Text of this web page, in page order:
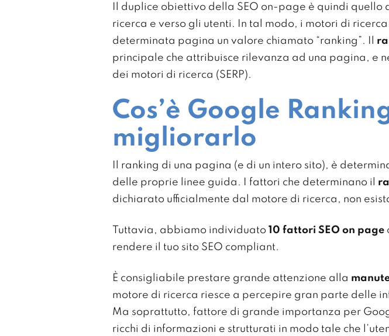
Il duplice obiettivo della SEO on-page è quindi
ricerca e verso gli utenti. In tal modo, i motori di
determinata pagina un valore chiamato “ranking”. Il
principale che attribuisce rilevanza ad una pagina, e
dei motori di ricerca (SERP).
Cos’è Google
migliorarlo
Il ranking di una pagina (e di un intero sito), è
delle proprie linee guida. I fattori che determinano il
dichiarato ufficialmente dal motore di ricerca, non
Tuttavia, abbiamo individuato 10 fattori SEO on page
rendere il tuo sito SEO compliant.
È consigliabile prestare grande attenzione alla
motore di ricerca riesce a percepire gran parte delle
Ma soprattutto, fattore di grande importanza per
ricchi di informazioni e strutturati in modo tale che